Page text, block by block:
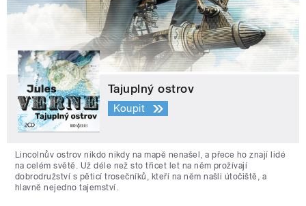
Tajuplný ostrov
Koupit
Lincolnův ostrov nikdo nikdy na mapě nenašel, a přece ho znají lidé
na celém světě. Už déle než sto třicet let na něm prožívají
dobrodružství s pěticí trosečníků, kteří na něm našli útočiště, a
hlavně nejedno tajemství.